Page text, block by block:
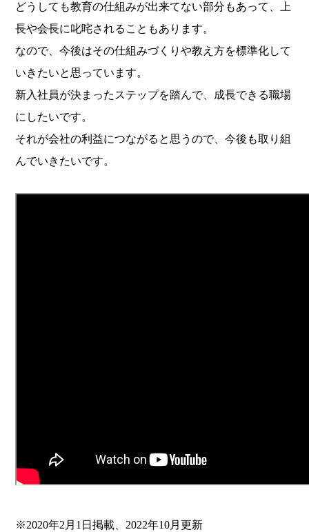
どうしても教育の仕組みが出来てない部分もあって、上
長や会長に叱咤されることもあります。
なので、今後はその仕組みづくりや教え方を標準化して
いきたいと思っています。
新入社員が決まったステップを踏んで、成長できる職場
にしたいです。
それが会社の利益につながると思うので、今後も取り組
んでいきたいです。
※2020年2月1日掲載、2022年10月更新